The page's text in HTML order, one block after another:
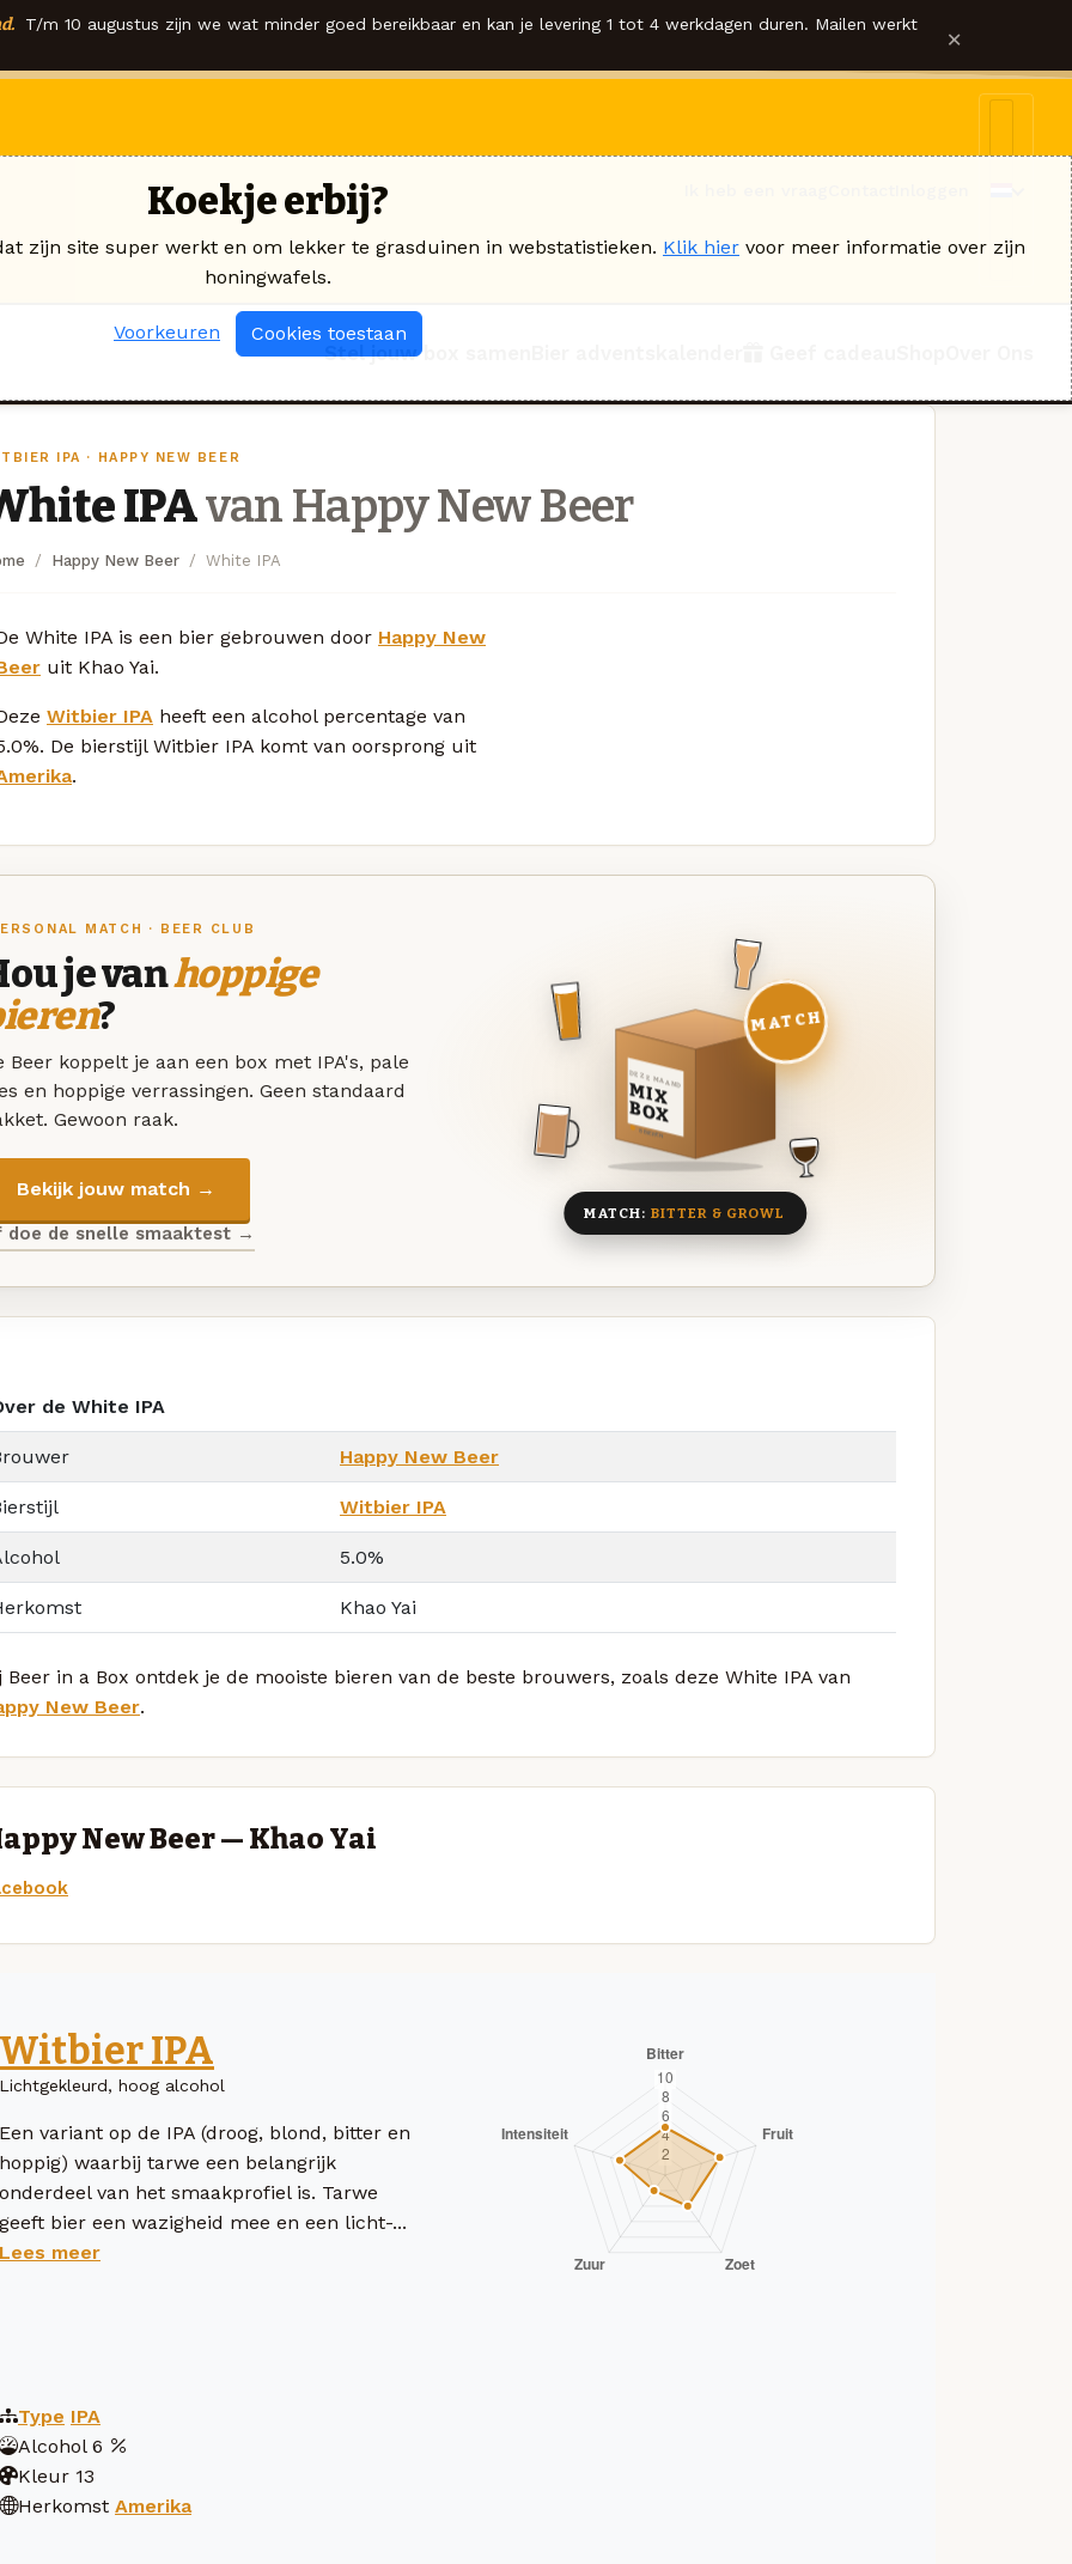
T/m 10 augustus zijn we wat minder goed bereikbaar en kan je levering 1 tot 4 werkdagen duren. Mailen werkt ×
Stel jouw box samen
IPA · HAPPY NEW BEER
IPAvan Happy New Beer
Happy New Beer White IPA
White IPA is een bier gebrouwen door Happy New
uit Khao Yai.
Witbier IPA heeft een alcohol percentage van
De bierstijl Witbier IPA komt van oorsprong uit
.
MATCH · BEER CLUB
je vanhoppige
?
Beer koppelt je aan een box met IPA's, pale
en hoppige verrassingen. Geen standaard
Gewoon raak.
Bekijk jouw match →
doe de snelle smaaktest →
DEZE MAAND
MIX
BOX
8 BIEREN
MATCH
MATCH: BITTER & GROWL
de White IPA
Happy New Beer
Witbier IPA
5.0%
Khao Yai
Beer in a Box ontdek je de mooiste bieren van de beste brouwers, zoals deze White IPA van
New Beer.
New Beer — Khao Yai
Witbier IPA
Lichtgekleurd, hoog alcohol
Een variant op de IPA (droog, blond, bitter en
hoppig) waarbij tarwe een belangrijk
onderdeel van het smaakprofiel is. Tarwe
geeft bier een wazigheid mee en een licht-...
Lees meer
Type IPA
Alcohol 6
Kleur 13
Herkomst Amerika
Koekje erbij?
zijn site super werkt en om lekker te grasduinen in webstatistieken. Klik hier voor meer informatie over zijn
honingwafels.
Voorkeuren Cookies toestaan